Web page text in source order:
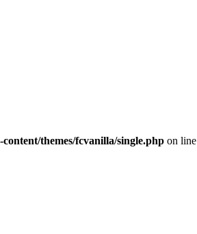
themes/fcvanilla/single.php on line